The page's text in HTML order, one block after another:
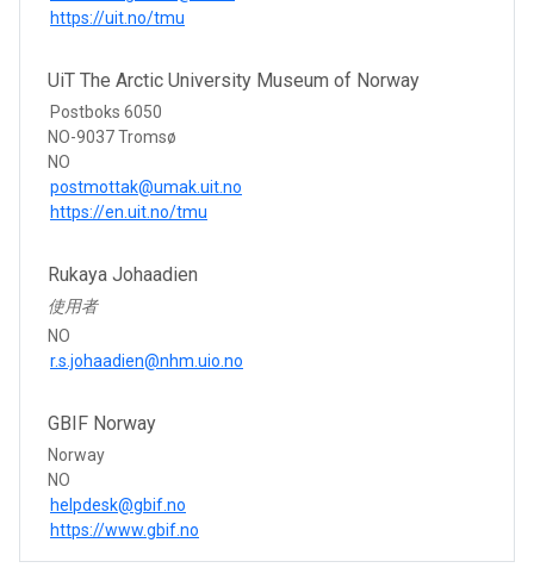
https://uit.no/tmu
UiT The Arctic University Museum of Norway
Postboks 6050
NO-9037 Tromsø
NO
postmottak@umak.uit.no
https://en.uit.no/tmu
Rukaya Johaadien
使用者
NO
r.s.johaadien@nhm.uio.no
GBIF Norway
Norway
NO
helpdesk@gbif.no
https://www.gbif.no